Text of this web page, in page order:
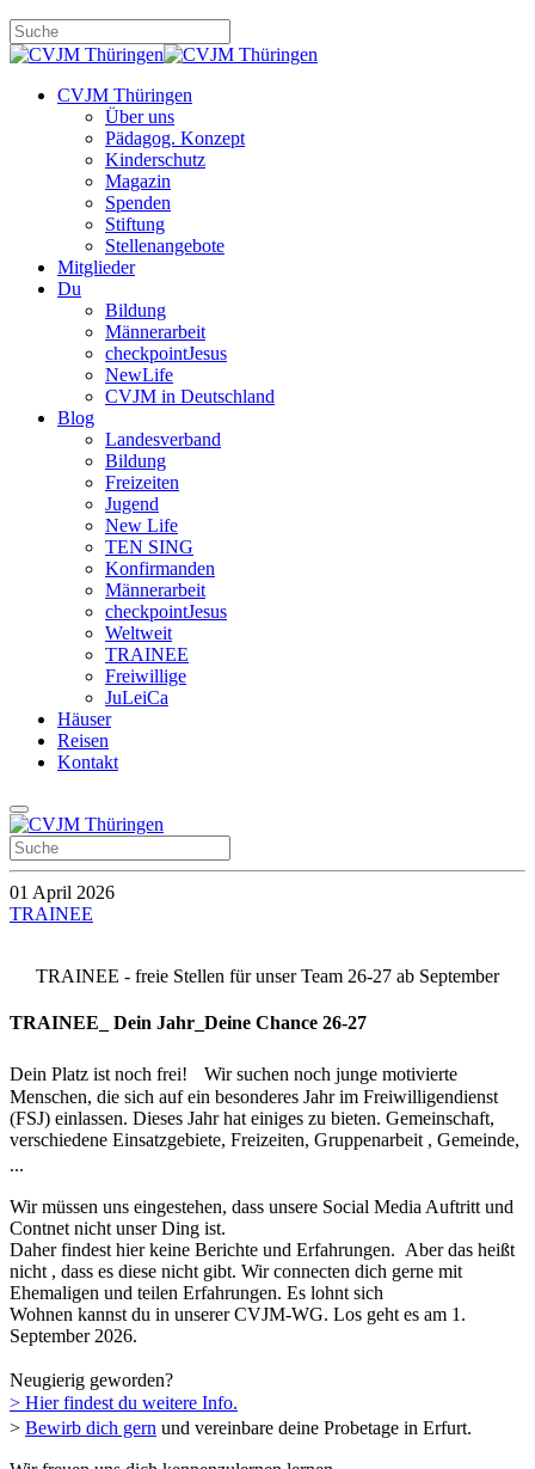
CVJM Thüringen
Über uns
Pädagog. Konzept
Kinderschutz
Magazin
Spenden
Stiftung
Stellenangebote
Mitglieder
Du
Bildung
Männerarbeit
checkpointJesus
NewLife
CVJM in Deutschland
Blog
Landesverband
Bildung
Freizeiten
Jugend
New Life
TEN SING
Konfirmanden
Männerarbeit
checkpointJesus
Weltweit
TRAINEE
Freiwillige
JuLeiCa
Häuser
Reisen
Kontakt
01 April 2026
TRAINEE
TRAINEE - freie Stellen für unser Team 26-27 ab September
TRAINEE_ Dein Jahr_Deine Chance 26-27
Dein Platz ist noch frei! Wir suchen noch junge motivierte
Menschen, die sich auf ein besonderes Jahr im Freiwilligendienst
(FSJ) einlassen. Dieses Jahr hat einiges zu bieten. Gemeinschaft,
verschiedene Einsatzgebiete, Freizeiten, Gruppenarbeit , Gemeinde,
...
Wir müssen uns eingestehen, dass unsere Social Media Auftritt und
Contnet nicht unser Ding ist.
Daher findest hier keine Berichte und Erfahrungen. Aber das heißt
nicht , dass es diese nicht gibt. Wir connecten dich gerne mit
Ehemaligen und teilen Erfahrungen. Es lohnt sich
Wohnen kannst du in unserer CVJM-WG. Los geht es am 1.
September 2026.
Neugierig geworden?
> Hier findest du weitere Info.
> Bewirb dich gern und vereinbare deine Probetage in Erfurt.